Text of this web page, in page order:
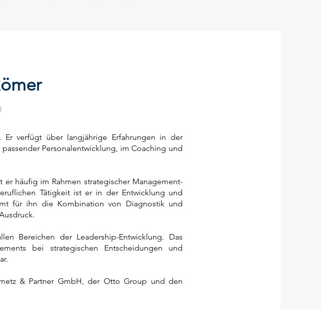
Er verfügt über langjährige Erfahrungen in der
Personalentwicklung, im Coaching und
häufig im Rahmen strategischer Management-
Tätigkeit ist er in der Entwicklung und
für ihn die Kombination von Diagnostik und
Bereichen der Leadership-Entwicklung. Das
bei strategischen Entscheidungen und
& Partner GmbH, der Otto Group und den